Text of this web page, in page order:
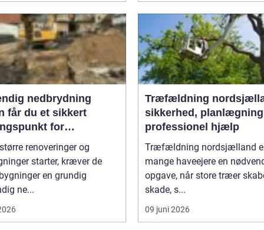
nedbrydning
får du et sikkert
for
renoveringer og
starter, kræver de
en grundig
ne...
Træfældning
sikkerhed,
professionel hjælp
Træfældning nordsjælland
mange haveejere en
opgave, når store træer
skade, s...
09 juni 2026